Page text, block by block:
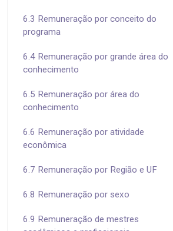
6.3 Remuneração por conceito do
programa
6.4 Remuneração por grande área do
conhecimento
6.5 Remuneração por área do
conhecimento
6.6 Remuneração por atividade
econômica
6.7 Remuneração por Região e UF
6.8 Remuneração por sexo
6.9 Remuneração de mestres